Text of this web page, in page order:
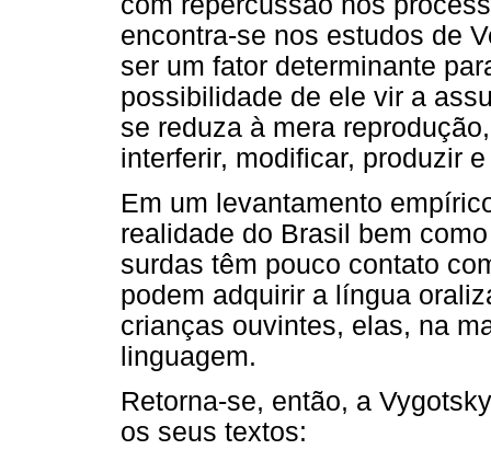
encontra-se nos estudos de
ser um fator determinante
possibilidade de ele vir a
se reduza à mera
interferir, modificar, produzir
Em um levantamento
realidade do Brasil bem
surdas têm pouco contato
podem adquirir a língua
crianças ouvintes, elas, na
linguagem.
Retorna-se, então, a
os seus textos: